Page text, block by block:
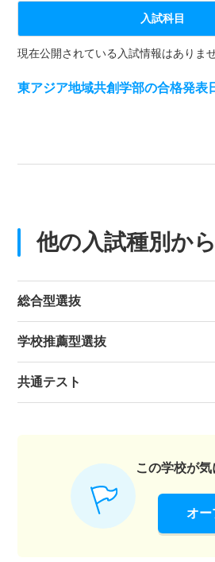
入試科目
現在公開されている入試情報はありま
東アジア地域共創学部の合格発表
他の入試種別か
総合型選抜
学校推薦型選抜
共通テスト
この学校が
オー